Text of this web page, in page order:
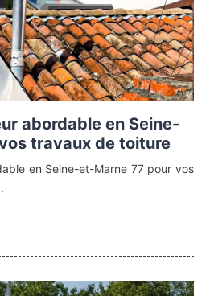
abordable en Seine-
travaux de toiture
en Seine-et-Marne 77 pour vos